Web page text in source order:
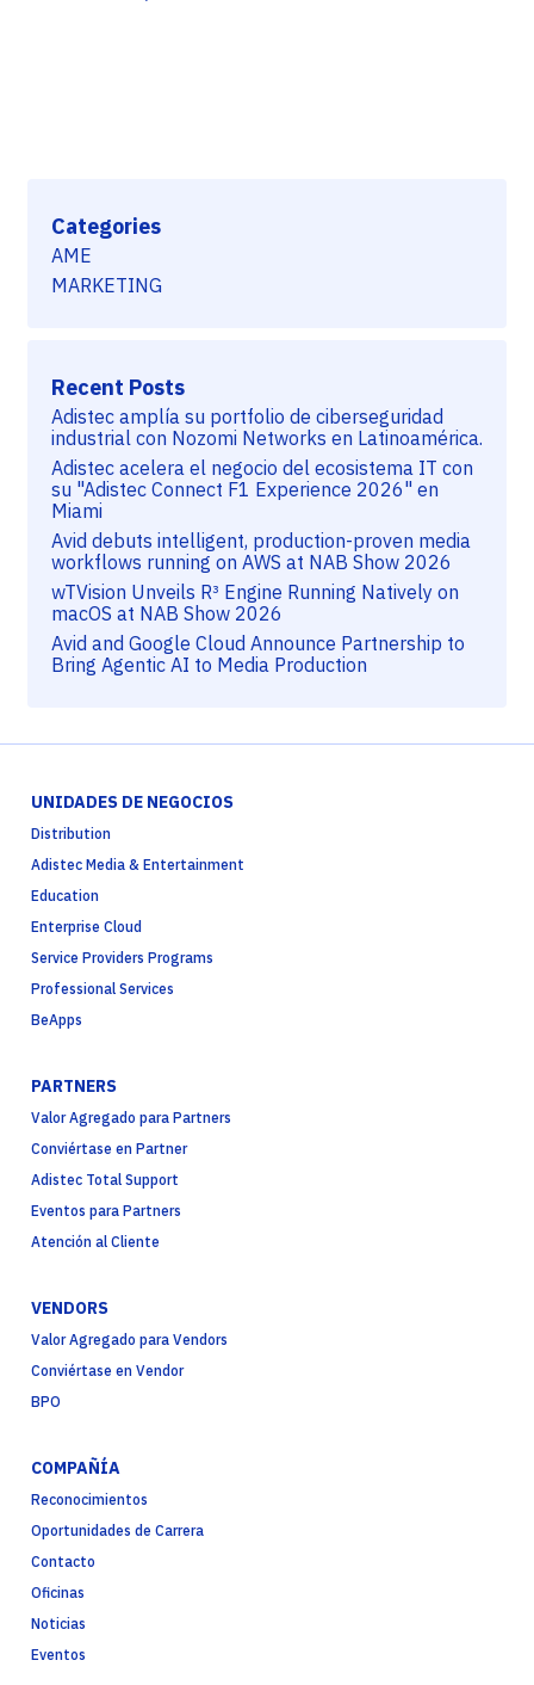
Categories
AME
MARKETING
Recent Posts
Adistec amplía su portfolio de ciberseguridad
industrial con Nozomi Networks en Latinoamérica.
Adistec acelera el negocio del ecosistema IT con
su "Adistec Connect F1 Experience 2026" en
Miami
Avid debuts intelligent, production-proven media
workflows running on AWS at NAB Show 2026
wTVision Unveils R³ Engine Running Natively on
macOS at NAB Show 2026
Avid and Google Cloud Announce Partnership to
Bring Agentic AI to Media Production
UNIDADES DE NEGOCIOS
Distribution
Adistec Media & Entertainment
Education
Enterprise Cloud
Service Providers Programs
Professional Services
BeApps
PARTNERS
Valor Agregado para Partners
Conviértase en Partner
Adistec Total Support
Eventos para Partners
Atención al Cliente
VENDORS
Valor Agregado para Vendors
Conviértase en Vendor
BPO
COMPAÑÍA
Reconocimientos
Oportunidades de Carrera
Contacto
Oficinas
Noticias
Eventos